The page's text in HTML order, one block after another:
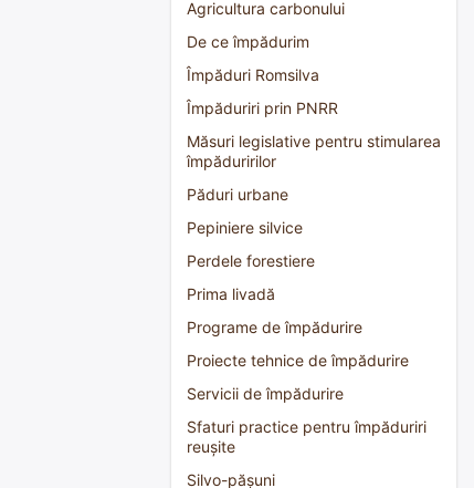
Agricultura carbonului
De ce împădurim
Împăduri Romsilva
Împăduriri prin PNRR
Măsuri legislative pentru stimularea
împăduririlor
Păduri urbane
Pepiniere silvice
Perdele forestiere
Prima livadă
Programe de împădurire
Proiecte tehnice de împădurire
Servicii de împădurire
Sfaturi practice pentru împăduriri
reușite
Silvo-pășuni